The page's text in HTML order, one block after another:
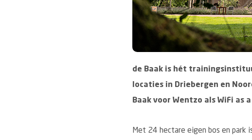
de Baak is hét
locaties in Driebergen en
Baak voor Wentzo als WiFi as
Met 24 hectare eigen bos en park